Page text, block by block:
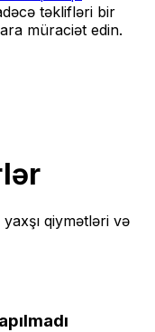
təklifləri bir
müraciət edin.
qiymətləri və